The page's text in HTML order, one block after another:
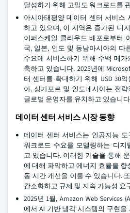
달성하기 위해 고밀도 워크로드를
아시아태평양 데이터 센터 서비스
하고 있으며, 이 지역은 증가된 디
이퍼스케일 클라우드 배포로부터
국, 일본, 인도 및 동남아시아의 다
수요에 서비스하기 위해 수백 메
축하고 있습니다. 2025년에
터 센터를 확대하기 위해 USD 30
아, 싱가포르 및 인도네시아는 전
글로벌 운영자를 유치하고 있습니
데이터 센터 서비스 시장 동향
데이터 센터 서비스는 인공지능
워크로드 수요를 모델링하는 디지
고 있습니다. 이러한 기술을 통해
에 대해 파악하고 에너지 효율을
동 시간 개선을 이룰 수 있습니다.
간소화하고 규제 및 지속 가능성 요
2025년 1월, Amazon Web Services
에서 AI 기반 냉각 시스템의 구현을